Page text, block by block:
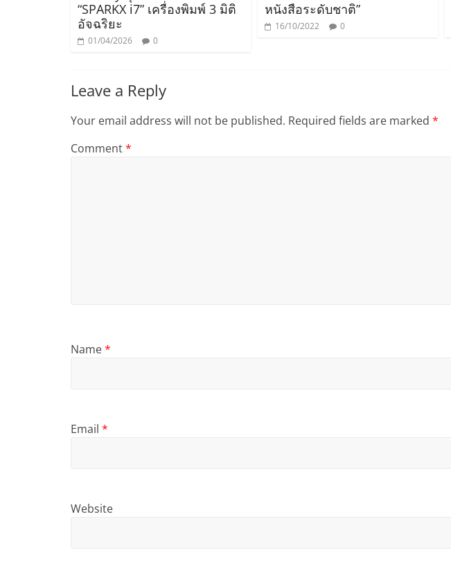
“SPARKX i7” เครื่องพิมพ์ 3 มิติ
อัจฉริยะ
01/04/2026 0
หนังสือระดับชาติ”
16/10/2022 0
Leave a Reply
Your email address will not be published. Required fields are marked *
Comment*
Name*
Email *
Website